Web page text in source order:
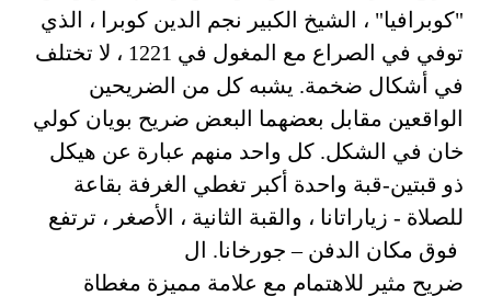
"كوبرافيا" ، الشيخ الكبير نجم الدين كوبرا ، الذي
توفي في الصراع مع المغول في 1221 ، لا تختلف
في أشكال ضخمة. يشبه كل من الضريحين
الواقعين مقابل بعضهما البعض ضريح بويان كولي
خان في الشكل. كل واحد منهم عبارة عن هيكل
ذو قبتين-قبة واحدة أكبر تغطي الغرفة بقاعة
للصلاة - زياراتانا ، والقبة الثانية ، الأصغر ، ترتفع
ضريح مثير للاهتمام مع علامة مميزة مغطاة